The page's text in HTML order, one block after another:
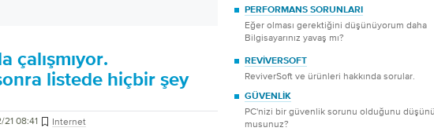
çalışmıyor.
listede hiçbir şey
21 08:41 Internet
PERFORMANS SORUNLARI
Eğer olması gerektiğini düşünüyorum daha
Bilgisayarınız yavaş mı?
REVIVERSOFT
ReviverSoft ve ürünleri hakkında sorular.
GÜVENLIK
PC'nizi bir güvenlik sorunu olduğunu
musunuz?